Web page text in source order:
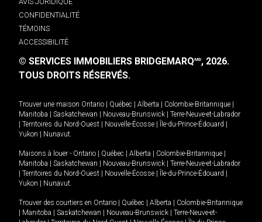
CONFIDENTIALITÉ
TÉMOINS
ACCESSIBILITÉ
© SERVICES IMMOBILIERS BRIDGEMARQMD, 2026.
TOUS DROITS RÉSERVÉS.
Trouver une maison Ontario Québec Alberta Colombie-Britannique
Manitoba
Saskatchewan Nouveau-Brunswick
Terre-Neuve-et-Labrador
Territoires du Nord-Ouest Nouvelle-Écosse Île-du-Prince-Édouard
Yukon
Nunavut.
Maisons à louer - Ontario Québec Alberta Colombie-Britannique
Manitoba
Saskatchewan Nouveau-Brunswick
Terre-Neuve-et-Labrador
Territoires du Nord-Ouest Nouvelle-Écosse Île-du-Prince-Édouard
Yukon
Nunavut.
Trouver des courtiers en Ontario Québec Alberta
Colombie-Britannique
Manitoba Saskatchewan Nouveau-Brunswick
Terre-Neuve-et-